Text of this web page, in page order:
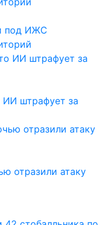
под ИЖС
штрафует за
отразили атаку